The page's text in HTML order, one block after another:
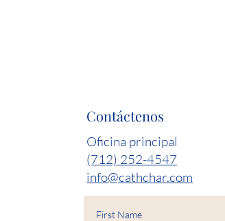
Contáctenos
Oficina principal
(712) 252-4547
info@cathchar.com
First Name